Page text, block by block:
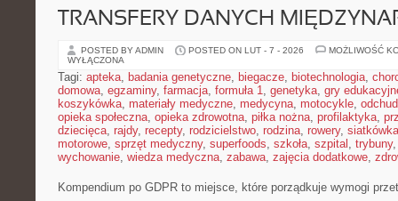
TRANSFERY DANYCH
POSTED BY ADMIN POSTED ON LUT - 7 - 2026
MOŻLIWOŚĆ
WYŁĄCZONA
Tagi: apteka, badania genetyczne, biegacze, biotechnologia,
domowa, egzaminy, farmacja, formuła 1, genetyka, gry
koszykówka, materiały medyczne, medycyna, motocykle,
opieka społeczna, opieka zdrowotna, piłka nożna, profilaktyka,
dziecięca, rajdy, recepty, rodzicielstwo, rodzina, rowery, siatkówka
motorowe, sprzęt medyczny, superfoods, szkoła, szpital , trybuny
wychowanie, wiedza medyczna, zabawa, zajęcia dodatkowe,
Kompendium po GDPR to miejsce, które porządkuje wymogi